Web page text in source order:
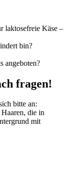
laktosefreie Käse –
bin?
angeboten?
fragen!
bitte an: